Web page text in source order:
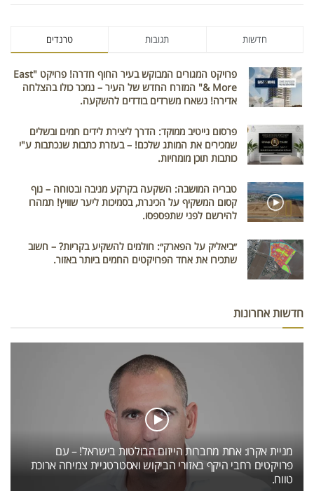
טרנדים תגובות חדשות
פרויקט המגורים המבוקש בעיר החוף חדרה! פרויקט "East
& More" המזרח החדש של העיר – נמכר כולו בהצלחה
אדירה! נשארו משרדים בודדים להשקעה.
פרסום נייטיב ממוקד: הדרך ליצירת לידים חמים ובשלים
שמכירים את המותג שלכם! – בעזרת כתבות שנכתבות ע"י
כותבות תוכן מומחיות.
טבריה המושבה: השקעה בקרקע מניבה ובטוחה – נוף
קסום המשקיף על הכינרת, בסמיכות ליער שוויץ! תמהרו
להירשם לפני שתפספסו.
״ביאליק על הפארק״: חולמים להשקיע בקריות? – חשוב
שתכירו את אחד הפרויקטים החמים ביותר באזור.
חדשות אחרונות
מניית אקרו: אחת מחברות הייזום הבולטות בישראל! – עם
פרויקטים רחבי היקף באזורי הביקוש ואסטרטגיית צמיחה ארוכת
טווח.